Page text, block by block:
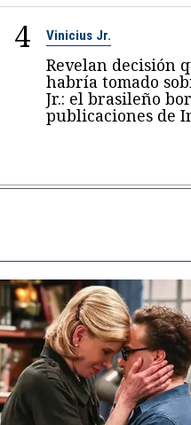
4 Vinicius Jr.
Revelan decisión
habría tomado
Jr.: el brasileño
publicaciones de